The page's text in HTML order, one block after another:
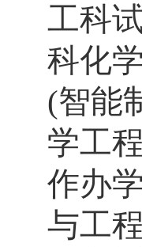
工科
科化
(智能
学工
作办学
与工程